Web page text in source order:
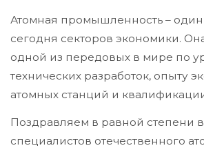
Атомная промышленность –
сегодня секторов экономики.
одной из передовых в мире по
технических разработок, опыту
атомных станций и
Поздравляем в равной степени
специалистов отечественного